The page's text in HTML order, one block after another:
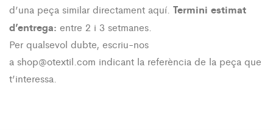
d’una peça similar directament aquí. Termini estimat
d’entrega: entre 2 i 3 setmanes.
Per qualsevol dubte, escriu-nos
a shop@otextil.com indicant la referència de la peça que
t’interessa.